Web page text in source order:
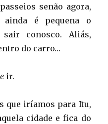
senão agora,
ainda é pequena o
conosco. Aliás,
do carro…
ir.
que iríamos para Itu,
cidade e fica do